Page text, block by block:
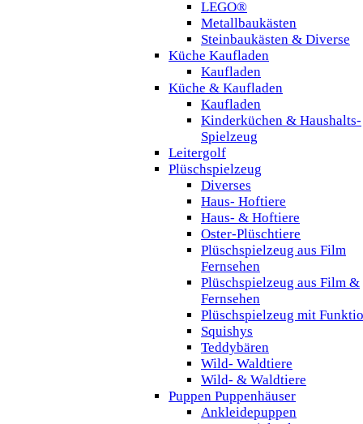
LEGO®
Metallbaukästen
Steinbaukästen & Diverse
Küche Kaufladen
Kaufladen
Küche & Kaufladen
Kaufladen
Kinderküchen & Haushalts-
Spielzeug
Leitergolf
Plüschspielzeug
Diverses
Haus- Hoftiere
Haus- & Hoftiere
Oster-Plüschtiere
Plüschspielzeug aus Film
Fernsehen
Plüschspielzeug aus Film &
Fernsehen
Plüschspielzeug mit
Squishys
Teddybären
Wild- Waldtiere
Wild- & Waldtiere
Puppen Puppenhäuser
Ankleidepuppen